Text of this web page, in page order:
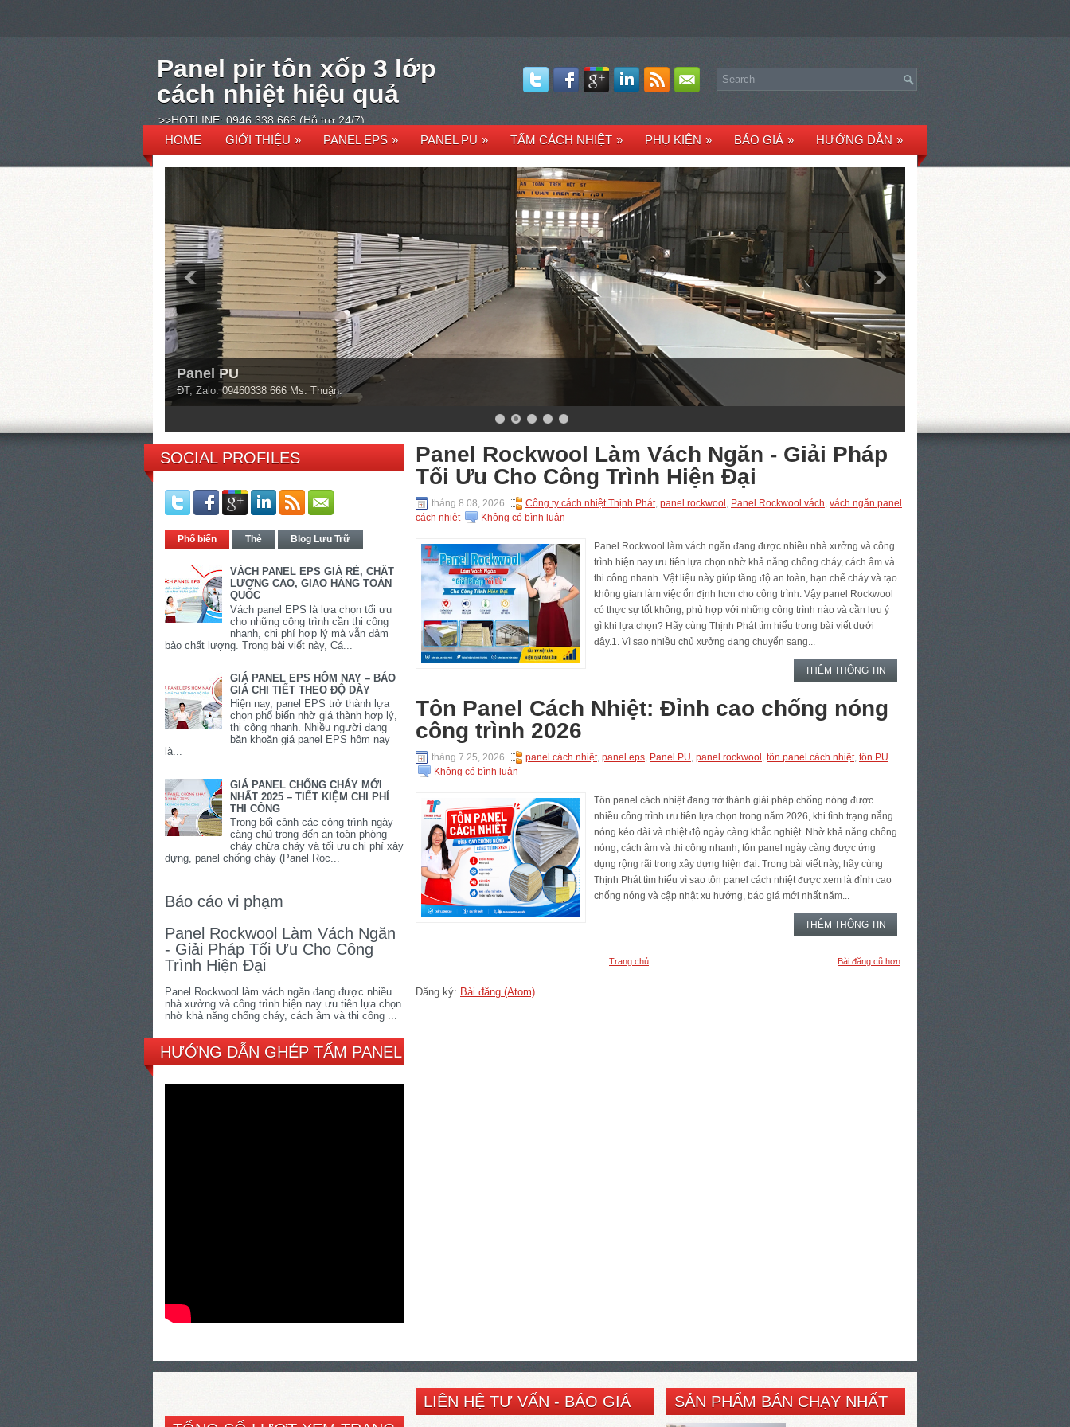
Panel pir tôn xốp 3 lớp
cách nhiệt hiệu quả
>>HOTLINE: 0946 338 666 (Hỗ trợ 24/7)
HOME GIỚI THIỆU » PANEL EPS » PANEL PU » TẤM CÁCH NHIỆT » PHỤ KIỆN » BÁO GIÁ » HƯỚNG DẪN »
Panel PU
ĐT, Zalo: 09460338 666 Ms. Thuận.
SOCIAL PROFILES
Phổ biến Thẻ Blog Lưu Trữ
VÁCH PANEL EPS GIÁ RẺ, CHẤT
LƯỢNG CAO, GIAO HÀNG TOÀN
QUỐC
Vách panel EPS là lựa chọn tối ưu
cho những công trình cần thi công
nhanh, chi phí hợp lý mà vẫn đảm
bảo chất lượng. Trong bài viết này, Cá...
GIÁ PANEL EPS HÔM NAY – BÁO
GIÁ CHI TIẾT THEO ĐỘ DÀY
Hiện nay, panel EPS trở thành lựa
chọn phổ biến nhờ giá thành hợp lý,
thi công nhanh. Nhiều người đang
băn khoăn giá panel EPS hôm nay
là...
GIÁ PANEL CHỐNG CHÁY MỚI
NHẤT 2025 – TIẾT KIỆM CHI PHÍ
THI CÔNG
Trong bối cảnh các công trình ngày
càng chú trọng đến an toàn phòng
cháy chữa cháy và tối ưu chi phí xây
dựng, panel chống cháy (Panel Roc...
Báo cáo vi phạm
Panel Rockwool Làm Vách Ngăn
- Giải Pháp Tối Ưu Cho Công
Trình Hiện Đại
Panel Rockwool làm vách ngăn đang được nhiều
nhà xưởng và công trình hiện nay ưu tiên lựa chọn
nhờ khả năng chống cháy, cách âm và thi công ...
HƯỚNG DẪN GHÉP TẤM PANEL
Panel Rockwool Làm Vách Ngăn - Giải Pháp
Tối Ưu Cho Công Trình Hiện Đại
tháng 8 08, 2026 Công ty cách nhiệt Thịnh Phát, panel rockwool , Panel Rockwool vách, vách ngăn panel
cách nhiệt
Không có bình luận
Panel Rockwool làm vách ngăn đang được nhiều nhà xưởng và công
trình hiện nay ưu tiên lựa chọn nhờ khả năng chống cháy, cách âm và
thi công nhanh. Vật liệu này giúp tăng độ an toàn, hạn chế cháy và tạo
không gian làm việc ổn định hơn cho công trình. Vậy panel Rockwool
có thực sự tốt không, phù hợp với những công trình nào và cần lưu ý
gì khi lựa chọn? Hãy cùng Thịnh Phát tìm hiểu trong bài viết dưới
đây.1. Vì sao nhiều chủ xưởng đang chuyển sang...
THÊM THÔNG TIN
Tôn Panel Cách Nhiệt: Đỉnh cao chống nóng
công trình 2026
tháng 7 25, 2026 panel cách nhiệt, panel eps, Panel PU, panel rockwool , tôn panel cách nhiệt, tôn PU
Không có bình luận
Tôn panel cách nhiệt đang trở thành giải pháp chống nóng được
nhiều công trình ưu tiên lựa chọn trong năm 2026, khi tình trạng nắng
nóng kéo dài và nhiệt độ ngày càng khắc nghiệt. Nhờ khả năng chống
nóng, cách âm và thi công nhanh, tôn panel ngày càng được ứng
dụng rộng rãi trong xây dựng hiện đại. Trong bài viết này, hãy cùng
Thịnh Phát tìm hiểu vì sao tôn panel cách nhiệt được xem là đỉnh cao
chống nóng và cập nhật xu hướng, báo giá mới nhất năm...
THÊM THÔNG TIN
Bài đăng cũ hơn
Trang chủ
Đăng ký: Bài đăng (Atom)
LIÊN HỆ TƯ VẤN - BÁO GIÁ SẢN PHẨM BÁN CHẠY NHẤT